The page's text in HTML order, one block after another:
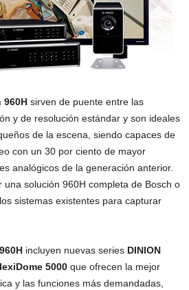
960H sirven de puente entre las
y de resolución estándar y son ideales
de la escena, siendo capaces de
con un 30 por ciento de mayor
analógicos de la generación anterior.
una solución 960H completa de Bosch o
sistemas existentes para capturar
incluyen nuevas series DINION
5000 que ofrecen la mejor
y las funciones más demandadas,